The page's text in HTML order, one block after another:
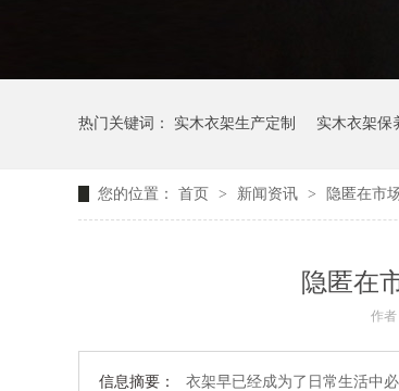
热门关键词： 实木衣架生产定制 实木衣架保
您的位置： 首页 > 新闻资讯 > 隐匿在市
隐匿在
作者
信息摘要：
衣架早已经成为了日常生活中